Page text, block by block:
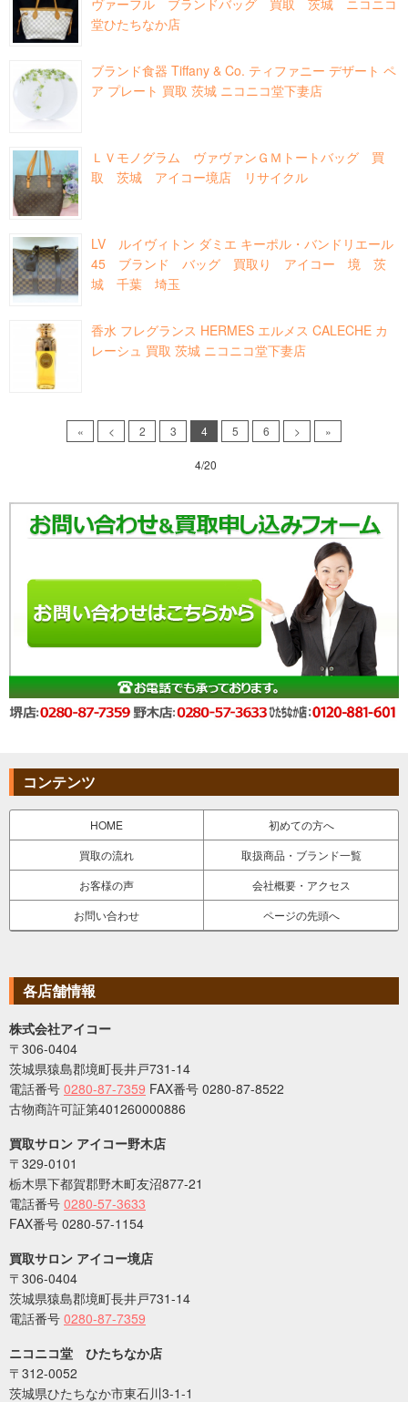
ヴァーフル ブランドバッグ 買取 茨城 ニコニコ
堂ひたちなか店
ブランド食器 Tiffany & Co. ティファニー デザート ペ
ア プレート 買取 茨城 ニコニコ堂下妻店
ＬＶモノグラム ヴァヴァンＧＭトートバッグ 買
取 茨城 アイコー境店 リサイクル
LV ルイヴィトン ダミエ キーポル・バンドリエール
45 ブランド バッグ 買取り アイコー 境 茨
城 千葉 埼玉
香水 フレグランス HERMES エルメス CALECHE カ
レーシュ 買取 茨城 ニコニコ堂下妻店
« < 2 3 4 5 6 > »
4/20
コンテンツ
HOME
初めての方へ
買取の流れ
取扱商品・ブランド一覧
お客様の声
会社概要・アクセス
お問い合わせ
ページの先頭へ
各店舗情報
株式会社アイコー
〒306-0404
茨城県猿島郡境町長井戸731-14
電話番号 0280-87-7359 FAX番号 0280-87-8522
古物商許可証第401260000886
買取サロン アイコー野木店
〒329-0101
栃木県下都賀郡野木町友沼877-21
電話番号 0280-57-3633
FAX番号 0280-57-1154
買取サロン アイコー境店
〒306-0404
茨城県猿島郡境町長井戸731-14
電話番号 0280-87-7359
ニコニコ堂 ひたちなか店
〒312-0052
茨城県ひたちなか市東石川3-1-1